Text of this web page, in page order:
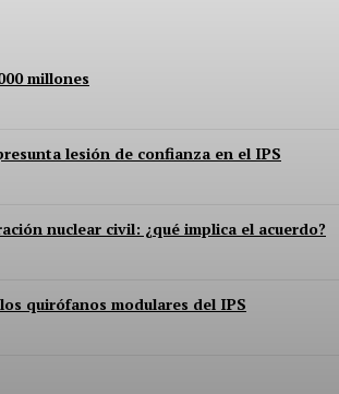
millones
lesión de confianza en el IPS
nuclear civil: ¿qué implica el acuerdo?
quirófanos modulares del IPS